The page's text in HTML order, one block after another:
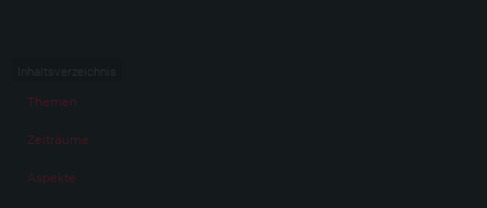
Themen
Zeiträume
Aspekte